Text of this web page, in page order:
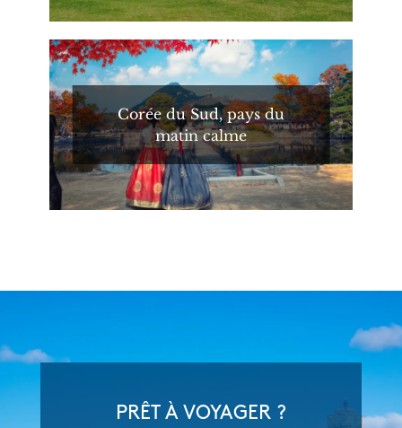
Corée du Sud, pays du
matin calme
PRÊT À VOYAGER ?